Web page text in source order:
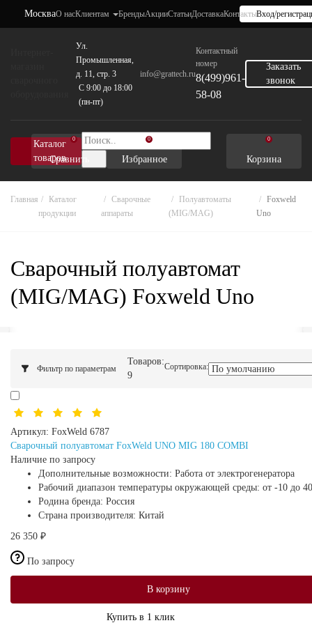
МоскваО насКлиентам БрендыАкцииСтатьиДоставкаКонтактыВход/
Ул.
Промышленная,
д. 11, стр. 3
C 9:00 до 18:00
(пн-пт)
info@grattech.ru
Контактный
номер
8(499)961-
58-08
Заказать
звонок
Каталог
товаров
0
Сравнить
0
Избранное
0
Корзина
Главная
Каталог
продукции
Сварочные
аппараты
Полуавтоматы
(MIG/MAG)
Foxweld
Uno
Сварочный полуавтомат
(MIG/MAG) Foxweld Uno
Фильтр по параметрам
Товаров:
9
Сортировка:
Артикул: FoxWeld 6787
Сварочный полуавтомат FoxWeld UNO MIG 180 COMBI
Наличие по запросу
Дополнительные возможности: Работа от электрогенератора
Рабочий диапазон температуры окружающей среды: от -10 до
Родина бренда: Россия
Страна производителя: Китай
26 350 ₽
По запросу
В корзину
Купить в 1 клик